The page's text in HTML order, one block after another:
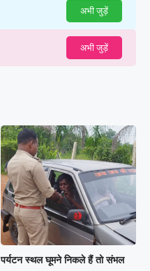
अभी जुड़ें
अभी जुड़ें
पर्यटन स्थल घूमने निकले हैं तो संभल